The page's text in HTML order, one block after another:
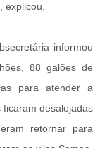
explicou.
informou
88 galões de
para atender a
ficaram desalojadas
retornar para